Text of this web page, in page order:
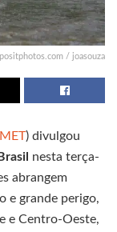
/ joasouza
) divulgou
Brasil nesta terça-
abrangem
e grande perigo,
e Centro-Oeste,